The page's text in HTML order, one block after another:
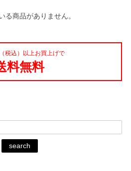
る商品がありません。
税込）以上お買上げで
料無料
search